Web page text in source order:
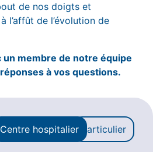
de nos doigts et
l’affût de l’évolution de
un membre de notre équipe
à vos questions.
Centre hospitalier Particulier